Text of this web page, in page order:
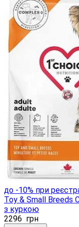
до -10% при
Toy & Small Breeds
з куркою
2296 грн